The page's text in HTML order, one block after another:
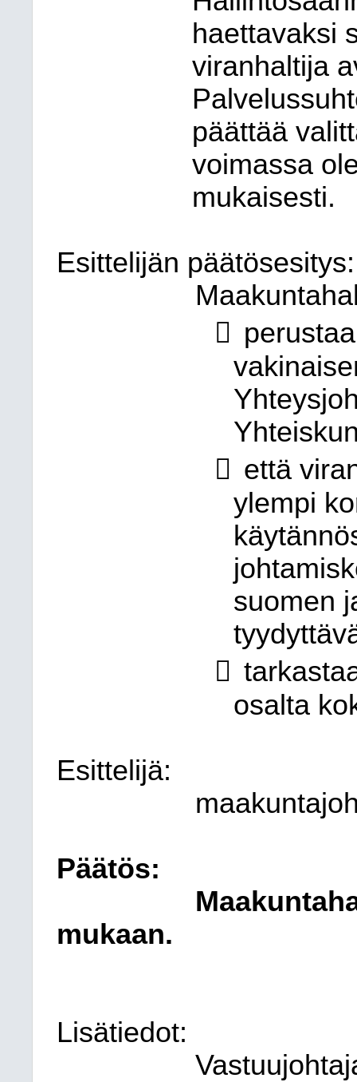
haettavaksi
viranhaltija
päättää
voimassa
mukaisesti.
Esittelijän päätösesitys:

 että
ylempi
suomen

osalta
Esittelijä:
Päätös:
mukaan.
Lisätiedot: